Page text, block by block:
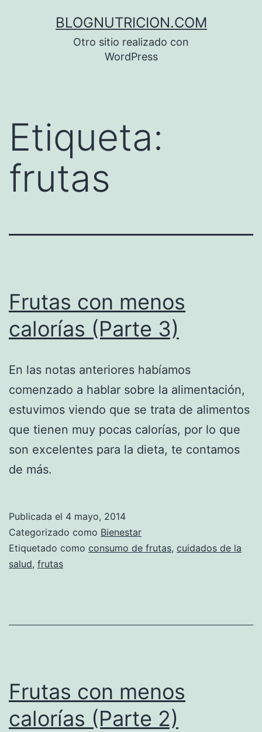
BLOGNUTRICION.COM
Otro sitio realizado con
WordPress
Etiqueta:
frutas
Frutas con menos
calorías (Parte 3)
En las notas anteriores habíamos
comenzado a hablar sobre la alimentación,
estuvimos viendo que se trata de alimentos
que tienen muy pocas calorías, por lo que
son excelentes para la dieta, te contamos
de más.
Publicada el 4 mayo, 2014
Categorizado como Bienestar
Etiquetado como consumo de frutas, cuidados de la
salud, frutas
Frutas con menos
calorías (Parte 2)